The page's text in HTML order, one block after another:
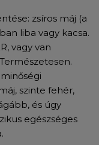
zsíros máj (a
liba vagy kacsa.
vagy van
szinte fehér,
és úgy
egészséges